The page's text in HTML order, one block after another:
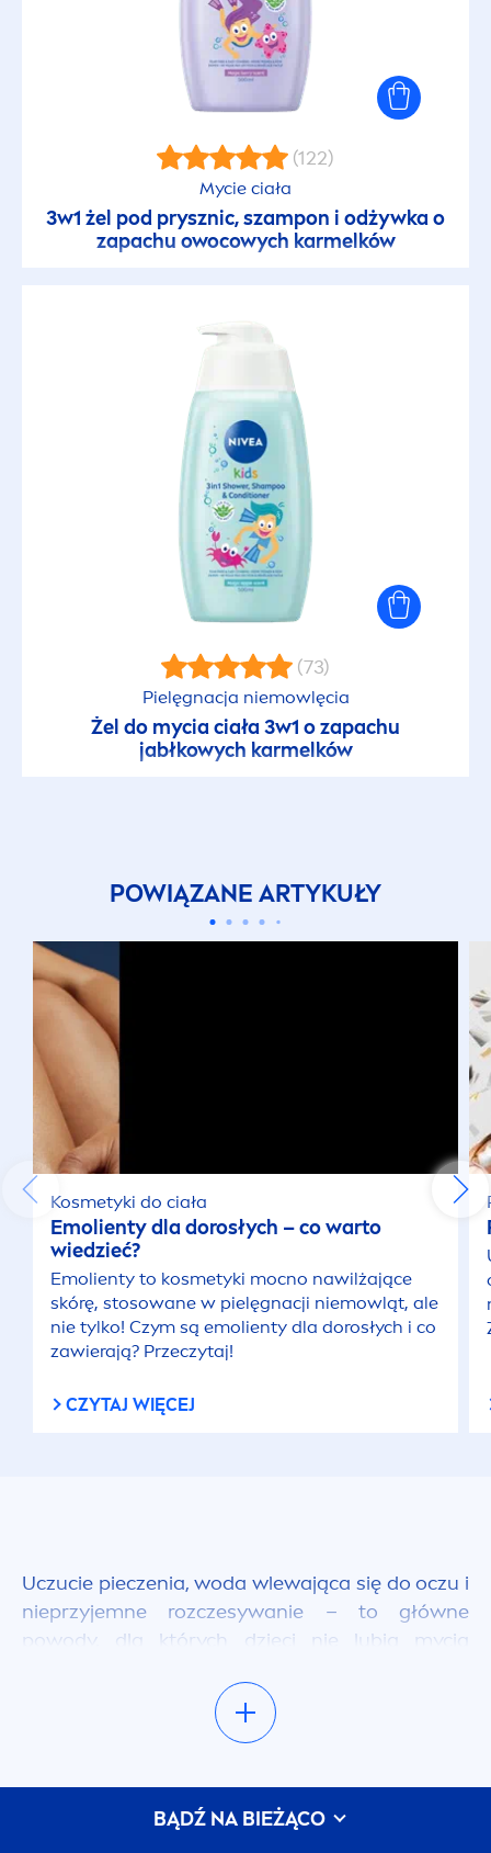
(122)
Mycie ciała
3w1 żel pod prysznic, szampon i odżywka o
zapachu owocowych karmelków
(73)
Pielęgnacja niemowlęcia
Żel do mycia ciała 3w1 o zapachu
jabłkowych karmelków
POWIĄZANE ARTYKUŁY
Kosmetyki do ciała
Emolienty dla dorosłych – co warto
wiedzieć?
Emolienty to kosmetyki mocno nawilżające
skórę, stosowane w pielęgnacji niemowląt, ale
nie tylko! Czym są emolienty dla dorosłych i co
zawierają? Przeczytaj!
CZYTAJ WIĘCEJ
Uczucie pieczenia, woda wlewająca się do oczu i
nieprzyjemne rozczesywanie – to główne
powody, dla których dzieci nie lubią mycia
szampony dla dzieciNIVEA
najlepszą pielęgnację kosmykom i skórze głowy
Szampon do włosów dla dzieci
BĄDŹ NA BIEŻĄCO